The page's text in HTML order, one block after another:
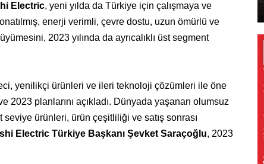
Electric, yeni yılda da Türkiye için çalışmaya ve
enerji verimli, çevre dostu, uzun ömürlü ve
2023 yılında da ayrıcalıklı üst segment
yenilikçi ürünleri ve ileri teknoloji çözümleri ile öne
2023 planlarını açıkladı. Dünyada yaşanan olumsuz
ürünleri, ürün çeşitliliği ve satış sonrası
Electric Türkiye Başkanı Şevket Saraçoğlu, 2023